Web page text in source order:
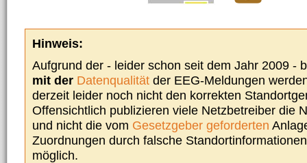
Hinweis:
Aufgrund der - leider schon seit dem Jahr 2009 -
mit der Datenqualität der EEG-Meldungen
derzeit leider noch nicht den korrekten
Offensichtlich publizieren viele Netzbetreiber die
und nicht die vom Gesetzgeber geforderten
Zuordnungen durch falsche
möglich.